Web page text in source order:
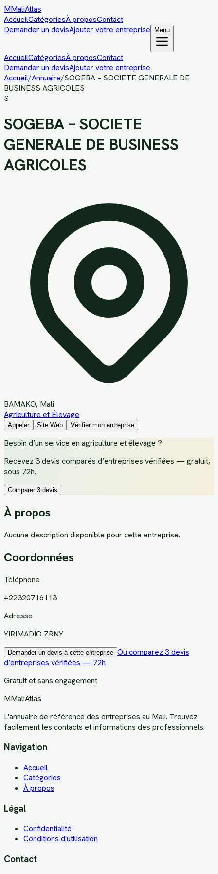
MMaliAtlas
AccueilCatégoriesÀ proposContact
Demander un devisAjouter votre entreprise Menu
AccueilCatégoriesÀ proposContact
Demander un devisAjouter votre entreprise
Accueil/Annuaire/SOGEBA – SOCIETE GENERALE DE
BUSINESS AGRICOLES
S
SOGEBA – SOCIETE
GENERALE DE BUSINESS
AGRICOLES
BAMAKO, Mali
Agriculture et Élevage
Appeler Site Web Vérifier mon entreprise
Besoin d’un service en agriculture et élevage ?
Recevez 3 devis comparés d’entreprises vérifiées — gratuit,
sous 72h.
Comparer 3 devis
À propos
Aucune description disponible pour cette entreprise.
Coordonnées
Téléphone
+22320716113
Adresse
YIRIMADIO ZRNY
Demander un devis à cette entreprise Ou comparez 3 devis
d’entreprises vérifiées — 72h
Gratuit et sans engagement
MMaliAtlas
L'annuaire de référence des entreprises au Mali. Trouvez
facilement les contacts et informations des professionnels.
Navigation
Accueil
Catégories
À propos
Légal
Confidentialité
Conditions d'utilisation
Contact